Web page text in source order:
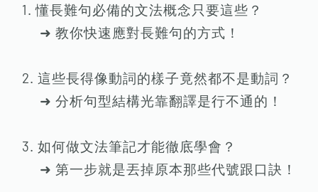
1. 懂長難句必備的文法概念只要這些？
➜ 教你快速應對長難句的方式！
2. 這些長得像動詞的樣子竟然都不是動詞？
➜ 分析句型結構光靠翻譯是行不通的！
3. 如何做文法筆記才能徹底學會？
➜ 第一步就是丟掉原本那些代號跟口訣！